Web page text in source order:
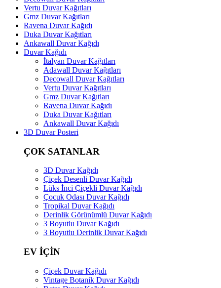
Vertu Duvar Kağıtları
Gmz Duvar Kağıtları
Ravena Duvar Kağıdı
Duka Duvar Kağıtları
Ankawall Duvar Kağıdı
Duvar Kağıdı
İtalyan Duvar Kağıtları
Adawall Duvar Kağıtları
Decowall Duvar Kağıtları
Vertu Duvar Kağıtları
Gmz Duvar Kağıtları
Ravena Duvar Kağıdı
Duka Duvar Kağıtları
Ankawall Duvar Kağıdı
3D Duvar Posteri
ÇOK SATANLAR
3D Duvar Kağıdı
Çiçek Desenli Duvar Kağıdı
Lüks İnci Çiçekli Duvar Kağıdı
Çocuk Odası Duvar Kağıdı
Tropikal Duvar Kağıdı
Derinlik Görünümlü Duvar Kağıdı
3 Boyutlu Duvar Kağıdı
3 Boyutlu Derinlik Duvar Kağıdı
EV İÇİN
Çiçek Duvar Kağıdı
Vintage Botanik Duvar Kağıdı